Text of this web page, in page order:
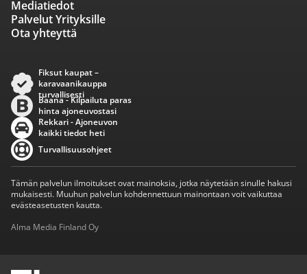
Mediatiedot
Palvelut Yrityksille
Ota yhteyttä
Fiksut kaupat –
karavaanikauppa
turvallisesti
Baana - Kilpailuta paras
hinta ajoneuvostasi
Rekkari - Ajoneuvon
kaikki tiedot heti
Turvallisuusohjeet
Tämän palvelun ilmoitukset ovat mainoksia, jotka näytetään sinulle hakusi
mukaisesti. Muuhun palvelun kohdennettuun mainontaan voit vaikuttaa
evästeasetusten kautta.
Alma Media Finland Oy